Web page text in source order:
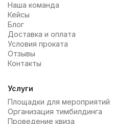
Наша команда
Кейсы
Блог
Доставка и оплата
Условия проката
Отзывы
Контакты
Услуги
Площадки для мероприятий
Организация тимбилдинга
Проведение квиза